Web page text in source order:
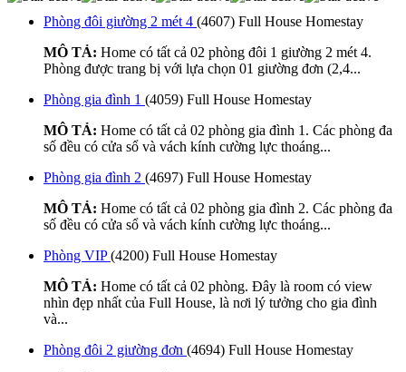
Phòng đôi giường 2 mét 4 (4607) Full House Homestay
MÔ TẢ: Home có tất cả 02 phòng đôi 1 giường 2 mét 4.
Phòng được trang bị với lựa chọn 01 giường đơn (2,4...
Phòng gia đình 1 (4059) Full House Homestay
MÔ TẢ: Home có tất cả 02 phòng gia đình 1. Các phòng đa
số đều có cửa sổ và vách kính cường lực thoáng...
Phòng gia đình 2 (4697) Full House Homestay
MÔ TẢ: Home có tất cả 02 phòng gia đình 2. Các phòng đa
số đều có cửa sổ và vách kính cường lực thoáng...
Phòng VIP(4200) Full House Homestay
MÔ TẢ: Home có tất cả 02 phòng. Đây là room có view
nhìn đẹp nhất của Full House, là nơi lý tưởng cho gia đình
và...
Phòng đôi 2 giường đơn (4694) Full House Homestay